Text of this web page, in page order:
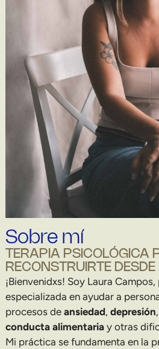
Sobre mí
TERAPIA PSICOLÓGICA
RECONSTRUIRTE
¡Bienvenidxs! Soy Laura
especializada en ayudar a
procesos de ansiedad, depresión,
conducta alimentariay otras
Mi práctica se fundamenta en la